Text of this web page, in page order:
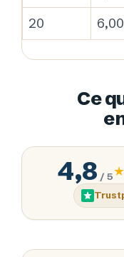
20
Ce
4,8 / 5